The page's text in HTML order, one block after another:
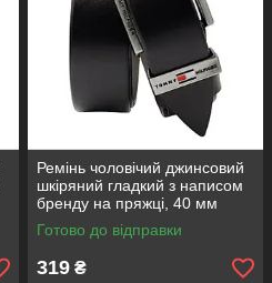
Ремінь чоловічий джинсовий
шкіряний гладкий з написом
бренду на пряжці, 40 мм
Готово до відправки
319 ₴